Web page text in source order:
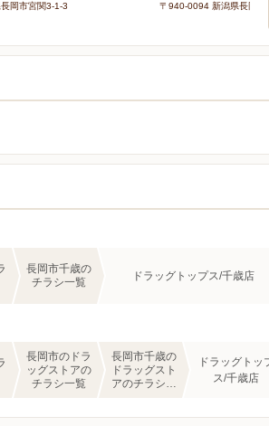
岡市宮関3-1-3 〒940-0094 新潟県長岡市
長岡市千歳の
チラシ一覧
ドラッグトップス/千歳店
長岡市のドラ
ッグストアの
チラシ一覧
長岡市千歳の
ドラッグスト
アのチラシ一
ドラッグトッ
ス/千歳店